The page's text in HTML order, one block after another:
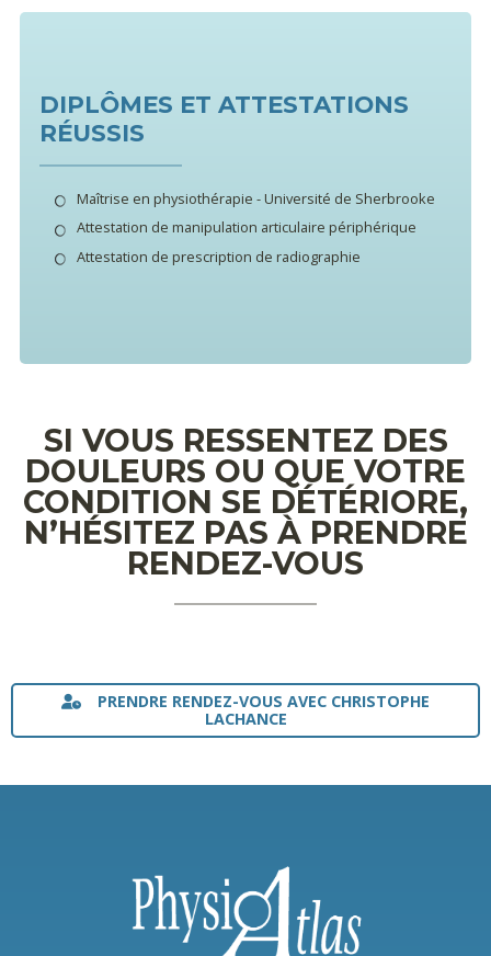
DIPLÔMES ET ATTESTATIONS
RÉUSSIS
Maîtrise en physiothérapie - Université de Sherbrooke
Attestation de manipulation articulaire périphérique
Attestation de prescription de radiographie
SI VOUS RESSENTEZ DES
DOULEURS OU QUE VOTRE
CONDITION SE DÉTÉRIORE,
N’HÉSITEZ PAS À PRENDRE
RENDEZ-VOUS
PRENDRE RENDEZ-VOUS AVEC CHRISTOPHE
LACHANCE